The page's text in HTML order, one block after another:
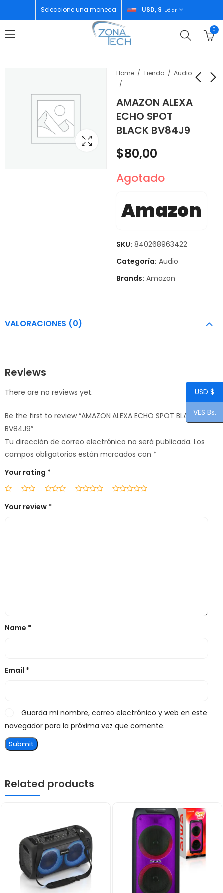
Seleccione una moneda USD, $ Dólar
0
Home Tienda Audio
AMAZON ALEXA
ECHO SPOT
BLACK BV84J9
ORANGE
$135,00
2GB/32GB BLUE+
BLACK RUGGED CASE
$60,00
$80,00
Agotado
Amazon
SKU: 840268963422
Categoría: Audio
Brands: Amazon
VALORACIONES (0)
Reviews
There are no reviews yet.
Be the first to review “AMAZON ALEXA ECHO SPOT BLACK
BV84J9”
Tu dirección de correo electrónico no será publicada. Los
campos obligatorios están marcados con *
Your rating *
Your review *
Name *
Email *
Guarda mi nombre, correo electrónico y web en este
navegador para la próxima vez que comente.
Related products
USD $
VES Bs.